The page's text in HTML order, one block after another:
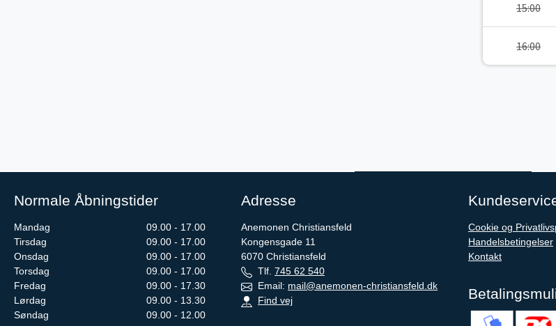
15:00
16:00
Normale Åbningstider
Mandag
09.00 - 17.00
Tirsdag
09.00 - 17.00
Onsdag
09.00 - 17.00
Torsdag
09.00 - 17.00
Fredag
09.00 - 17.30
Lørdag
09.00 - 13.30
Søndag
09.00 - 12.00
Adresse
Anemonen Christiansfeld
Kongensgade 11
6070 Christiansfeld
Tlf. 745 62 540
Email: mail@anemonen-christiansfeld.dk
Find vej
Cookie og
Handelsbetingelser
Kontakt